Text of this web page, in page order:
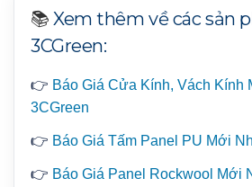
📚Xem thêm về các sản
3CGreen:
👉 Báo Giá Cửa Kính, Vách Kính
3CGreen
👉 Báo Giá Tấm Panel PU Mới
👉 Báo Giá Panel Rockwool Mới